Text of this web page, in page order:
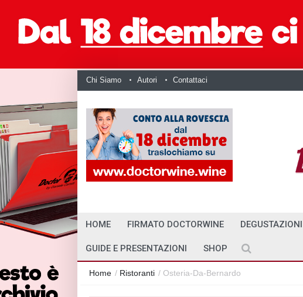
Chi Siamo Autori Contattaci
HOME FIRMATO DOCTORWINE DEGUSTAZIONI
GUIDE E PRESENTAZIONI SHOP
Home / Ristoranti / Osteria-Da-Bernardo